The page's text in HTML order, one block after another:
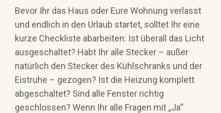
Bevor Ihr das Haus oder Eure Wohnung verlasst
und endlich in den Urlaub startet, solltet Ihr eine
kurze Checkliste abarbeiten: Ist überall das Licht
ausgeschaltet? Habt Ihr alle Stecker – außer
natürlich den Stecker des Kühlschranks und der
Eistruhe – gezogen? Ist die Heizung komplett
abgeschaltet? Sind alle Fenster richtig
geschlossen? Wenn Ihr alle Fragen mit „Ja“